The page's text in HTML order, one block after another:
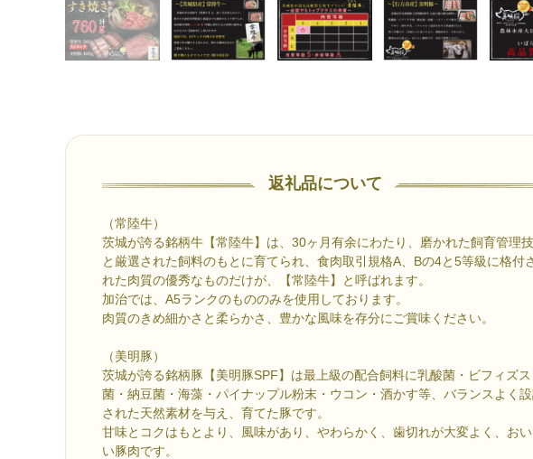
返礼品について
（常陸牛）
茨城が誇る銘柄牛【常陸牛】は、30ヶ月有余にわたり、磨かれた飼育管理
と厳選された飼料のもとに育てられ、食肉取引規格A、Bの4と5等級に格付
れた肉質の優秀なものだけが、【常陸牛】と呼ばれます。
加治では、A5ランクのもののみを使用しております。
肉質のきめ細かさと柔らかさ、豊かな風味を存分にご賞味ください。
（美明豚）
茨城が誇る銘柄豚【美明豚SPF】は最上級の配合飼料に乳酸菌・ビフィズス
菌・納豆菌・海藻・パイナップル粉末・ウコン・酒かす等、バランスよく
された天然素材を与え、育てた豚です。
甘味とコクはもとより、風味があり、やわらかく、歯切れが大変よく、おい
い豚肉です。